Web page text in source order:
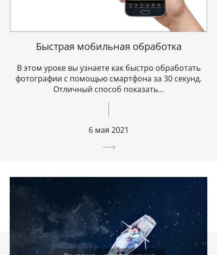
Быстрая мобильная обработка
В этом уроке вы узнаете как быстро обработать
фотографии с помощью смартфона за 30 секунд.
Отличный способ показать...
6 мая 2021